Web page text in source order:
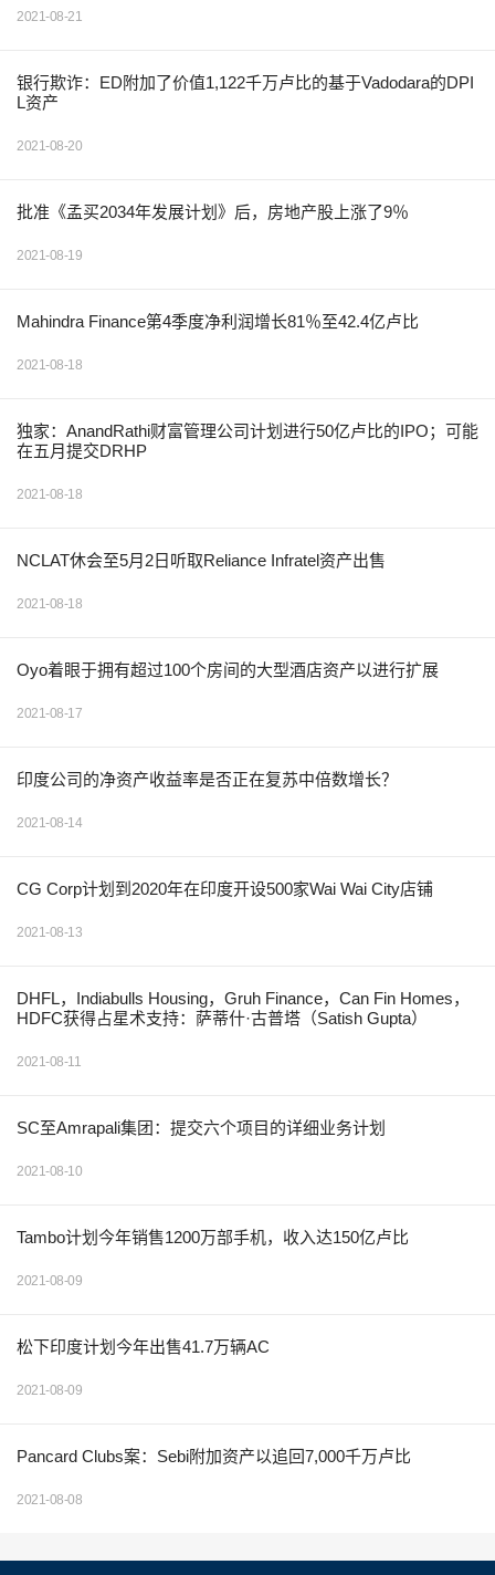
2021-08-21
银行欺诈：ED附加了价值1,122千万卢比的基于Vadodara的DPI
L资产
2021-08-20
批准《孟买2034年发展计划》后，房地产股上涨了9％
2021-08-19
Mahindra Finance第4季度净利润增长81％至42.4亿卢比
2021-08-18
独家：AnandRathi财富管理公司计划进行50亿卢比的IPO；可能
在五月提交DRHP
2021-08-18
NCLAT休会至5月2日听取Reliance Infratel资产出售
2021-08-18
Oyo着眼于拥有超过100个房间的大型酒店资产以进行扩展
2021-08-17
印度公司的净资产收益率是否正在复苏中倍数增长？
2021-08-14
CG Corp计划到2020年在印度开设500家Wai Wai City店铺
2021-08-13
DHFL，Indiabulls Housing，Gruh Finance，Can Fin Homes，
HDFC获得占星术支持：萨蒂什·古普塔（Satish Gupta）
2021-08-11
SC至Amrapali集团：提交六个项目的详细业务计划
2021-08-10
Tambo计划今年销售1200万部手机，收入达150亿卢比
2021-08-09
松下印度计划今年出售41.7万辆AC
2021-08-09
Pancard Clubs案：Sebi附加资产以追回7,000千万卢比
2021-08-08